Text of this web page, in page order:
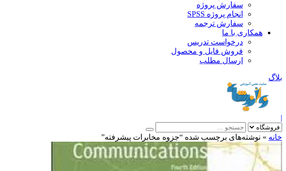
سفارش پروژه
انجام پروژه SPSS
سفارش ترجمه
همکاری با ما
درخواست تدریس
فروش فایل و محصول
ارسال مطلب
بلاگ
|
خانه » نوشته‌های برچسب شده “جزوه مخابرات پیشرفته”